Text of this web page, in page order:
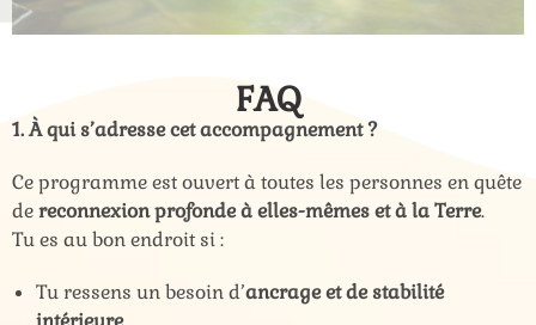
FAQ
1. À qui s’adresse cet accompagnement ?
Ce programme est ouvert à toutes les personnes en quête
dereconnexion profonde à elles-mêmes et à la Terre.
Tu es au bon endroit si :
Tu ressens un besoin d’ancrage et de stabilité